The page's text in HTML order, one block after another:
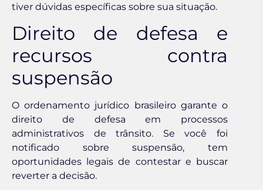
tiver dúvidas específicas sobre sua situação.
Direito de defesa e
recursos contra
suspensão
O ordenamento jurídico brasileiro garante o
direito de defesa em processos
administrativos de trânsito. Se você foi
notificado sobre suspensão, tem
oportunidades legais de contestar e buscar
reverter a decisão.